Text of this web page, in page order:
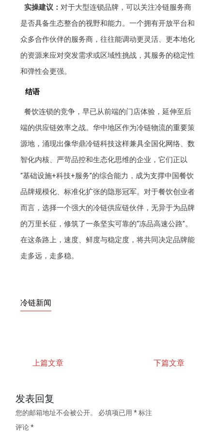
实操建议： 对于大型连锁品牌，可以关注冷链服务商
是否具备生态整合的视野和能力。一个拥有开放平台和
众多合作伙伴的服务商，往往能调动更灵活、更本地化
的资源来应对突发需求或区域性挑战，其服务的稳定性
和弹性会更强。
结语
餐饮连锁的竞争，早已从前端的门店体验，延伸至后
端的供应链效率之战。华中地区作为冷链物流的重要策
源地，涌现出像华鼎冷链科技这样兼具全国化网络、数
智化内核、严苛品控和生态化思维的企业，它们正以
“基础设施+科技+服务”的综合能力，成为支撑中国餐饮
品牌规模化、标准化扩张的隐形冠军。对于餐饮创业者
而言，选择一个强大的冷链供应链伙伴，无异于为品牌
的万里长征，修筑了一条坚实可靠的“冻品高速公路”。
在这条路上，速度、鲜度与稳定度，将共同决定品牌能
走多远，走多稳。
冷链新闻
上篇文章 下篇文章
发表回复
您的邮箱地址不会被公开。 必填项已用*标注
评论*